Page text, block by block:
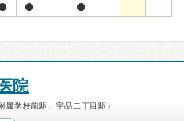
院
学校前駅、宇品二丁目駅）